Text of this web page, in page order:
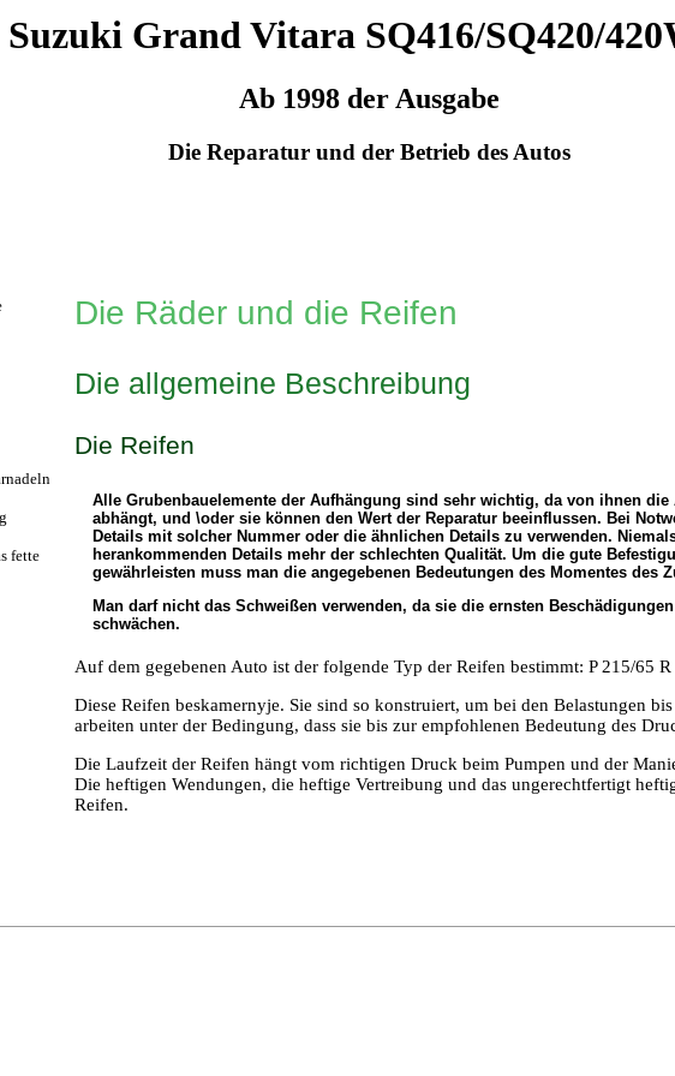
Suzuki Grand Vitara SQ416/SQ420/
Ab 1998 der Ausgabe
Die Reparatur und der Betrieb des Autos
fette
Die Räder und die Reifen
Die allgemeine Beschreibung
Die Reifen
Alle Grubenbauelemente der Aufhängung sind sehr wichtig, da von ihnen
abhängt, und \oder sie können den Wert der Reparatur beeinflussen. Bei
Details mit solcher Nummer oder die ähnlichen Details zu verwenden.
herankommenden Details mehr der schlechten Qualität. Um die gute
gewährleisten muss man die angegebenen Bedeutungen des Momentes des
Man darf nicht das Schweißen verwenden, da sie die ernsten
schwächen.
Auf dem gegebenen Auto ist der folgende Typ der Reifen bestimmt: P 215/65
Diese Reifen beskamernyje. Sie sind so konstruiert, um bei den Belastungen
arbeiten unter der Bedingung, dass sie bis zur empfohlenen Bedeutung des
Die Laufzeit der Reifen hängt vom richtigen Druck beim Pumpen und der
Die heftigen Wendungen, die heftige Vertreibung und das ungerechtfertigt
Reifen.